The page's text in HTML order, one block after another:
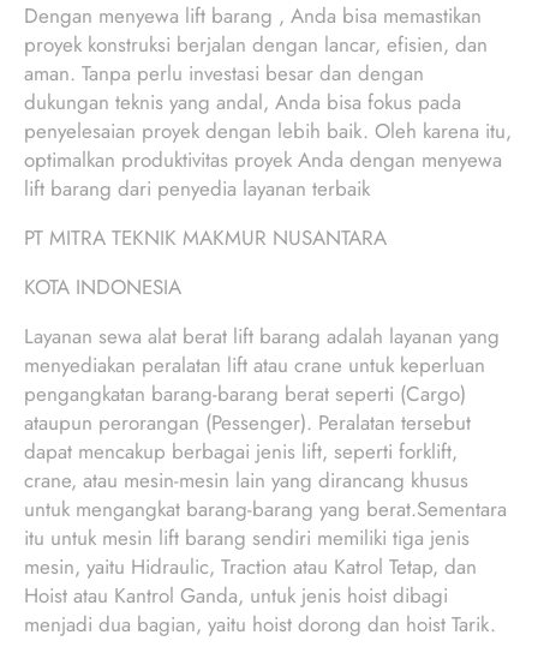
Dengan menyewa lift barang , Anda bisa memastikan
proyek konstruksi berjalan dengan lancar, efisien, dan
aman. Tanpa perlu investasi besar dan dengan
dukungan teknis yang andal, Anda bisa fokus pada
penyelesaian proyek dengan lebih baik. Oleh karena itu,
optimalkan produktivitas proyek Anda dengan menyewa
lift barang dari penyedia layanan terbaik
PT MITRA TEKNIK MAKMUR NUSANTARA
KOTA INDONESIA
Layanan sewa alat berat lift barang adalah layanan yang
menyediakan peralatan lift atau crane untuk keperluan
pengangkatan barang-barang berat seperti (Cargo)
ataupun perorangan (Pessenger). Peralatan tersebut
dapat mencakup berbagai jenis lift, seperti forklift,
crane, atau mesin-mesin lain yang dirancang khusus
untuk mengangkat barang-barang yang berat.Sementara
itu untuk mesin lift barang sendiri memiliki tiga jenis
mesin, yaitu Hidraulic, Traction atau Katrol Tetap, dan
Hoist atau Kantrol Ganda, untuk jenis hoist dibagi
menjadi dua bagian, yaitu hoist dorong dan hoist Tarik.